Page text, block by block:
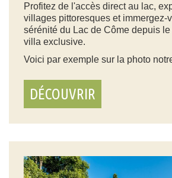
Profitez de l'accès direct au lac,
villages pittoresques et immergez-
sérénité du Lac de Côme depuis
villa exclusive.
Voici par exemple sur la photo
DÉCOUVRIR